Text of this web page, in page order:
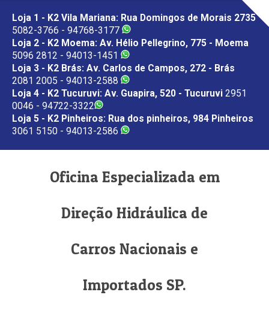
Loja 1 - K2 Vila Mariana: Rua Domingos de Morais 2735
5082-3766 - 94768-3177
Loja 2 - K2 Moema: Av. Hélio Pellegrino, 775 - Moema
5096 2812 - 94013-1451
Loja 3 - K2 Brás: Av. Carlos de Campos, 272 - Brás
2081 2005 - 94013-2588
Loja 4 - K2 Tucuruvi: Av. Guapira, 520 - Tucuruvi 2951
0046 - 94722-3322
Loja 5 - K2 Pinheiros: Rua dos pinheiros, 984 Pinheiros
3061 5150 - 94013-2586
Oficina Especializada em
Direção Hidráulica de
Carros Nacionais e
Importados SP.